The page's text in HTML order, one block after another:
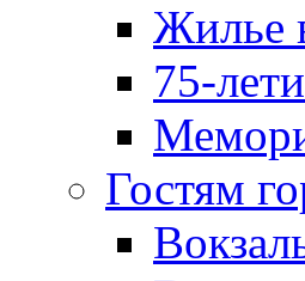
Жилье
75-
Гостям